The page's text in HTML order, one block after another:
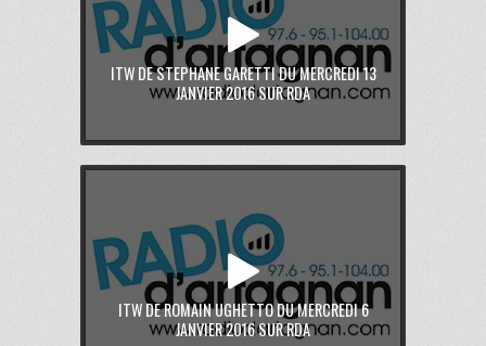
ITW DE STEPHANE GARETTI DU MERCREDI 13
JANVIER 2016 SUR RDA
ITW DE ROMAIN UGHETTO DU MERCREDI 6
JANVIER 2016 SUR RDA